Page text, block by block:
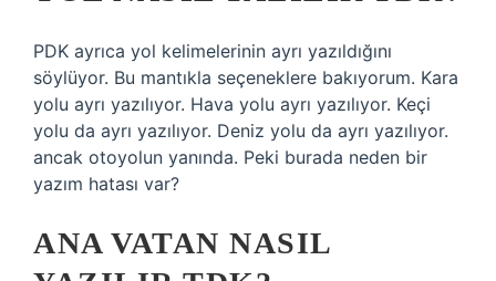
PDK ayrıca yol kelimelerinin ayrı yazıldığını
söylüyor. Bu mantıkla seçeneklere bakıyorum. Kara
yolu ayrı yazılıyor. Hava yolu ayrı yazılıyor. Keçi
yolu da ayrı yazılıyor. Deniz yolu da ayrı yazılıyor.
ancak otoyolun yanında. Peki burada neden bir
yazım hatası var?
ANA VATAN NASIL